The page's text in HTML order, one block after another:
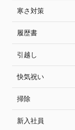
寒さ対策
履歴書
引越し
快気祝い
掃除
新入社員